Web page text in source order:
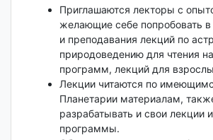
Приглашаются лекторы с
желающие себе попробовать в
и преподавания лекций по
природоведению для чтения
программ, лекций для
Лекции читаются по
Планетарии материалам,
разрабатывать и свои лекции
программы.